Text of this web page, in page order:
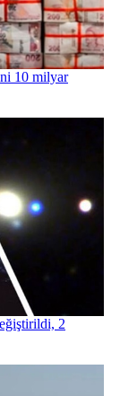
10 milyar
2